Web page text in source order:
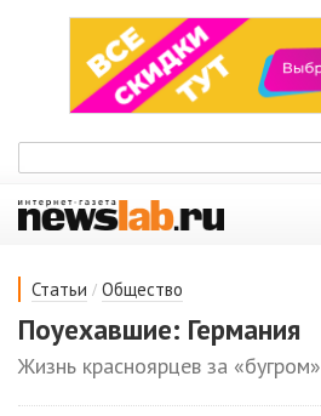
Статьи / Общество
Поуехавшие: Германия
Жизнь красноярцев за «бугром»